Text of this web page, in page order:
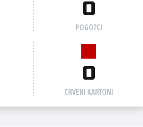
0
POGOTCI
0
CRVENI KARTONI